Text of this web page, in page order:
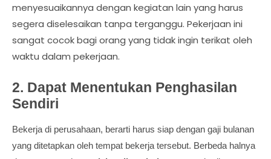
menyesuaikannya dengan kegiatan lain yang harus
segera diselesaikan tanpa terganggu. Pekerjaan ini
sangat cocok bagi orang yang tidak ingin terikat oleh
waktu dalam pekerjaan.
2. Dapat Menentukan Penghasilan
Sendiri
Bekerja di perusahaan, berarti harus siap dengan gaji bulanan
yang ditetapkan oleh tempat bekerja tersebut. Berbeda halnya